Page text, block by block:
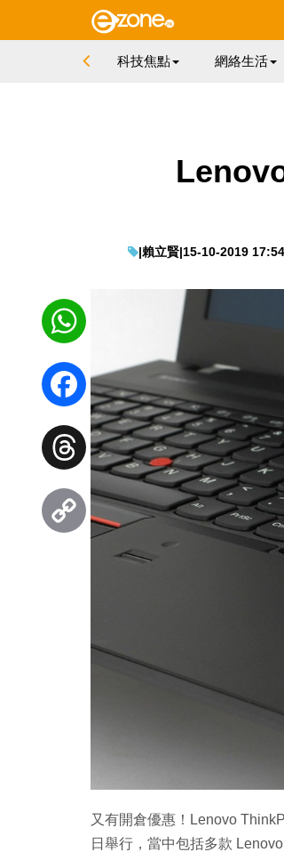
科技焦點 網絡生活
|賴立賢|15-10-2019 17:54
又有開倉優惠！Lenovo
日舉行，當中包括多款
WhatsApp
Facebook
Threads